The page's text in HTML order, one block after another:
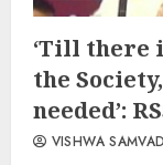
‘Till there
the
needed’:
VISHWA